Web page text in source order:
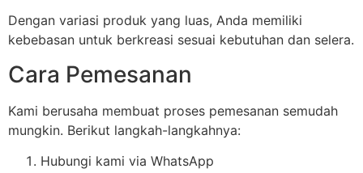
Dengan variasi produk yang luas, Anda memiliki
kebebasan untuk berkreasi sesuai kebutuhan dan selera.
Cara Pemesanan
Kami berusaha membuat proses pemesanan semudah
mungkin. Berikut langkah-langkahnya:
Hubungi kami via WhatsApp